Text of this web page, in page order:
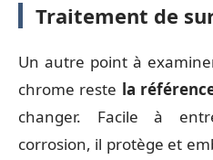
Traitement de
Un autre point à
chrome reste la
changer. Facile à
corrosion, il protège et